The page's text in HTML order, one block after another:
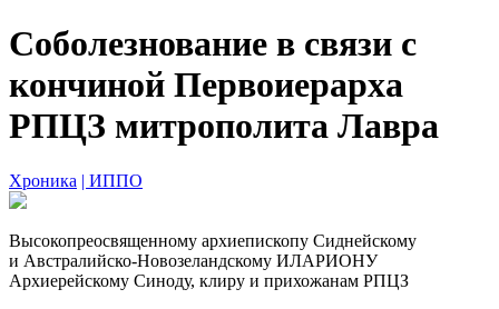
Соболезнование в связи с
кончиной Первоиерарха
РПЦЗ митрополита Лавра
Хроника | ИППО
Высокопреосвященному архиепископу Сиднейскому
и Австралийско-Новозеландскому ИЛАРИОНУ
Архиерейскому Синоду, клиру и прихожанам РПЦЗ